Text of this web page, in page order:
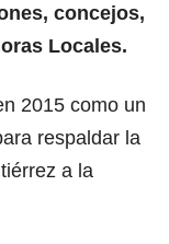
concejos,
Locales.
2015 como un
respaldar la
a la